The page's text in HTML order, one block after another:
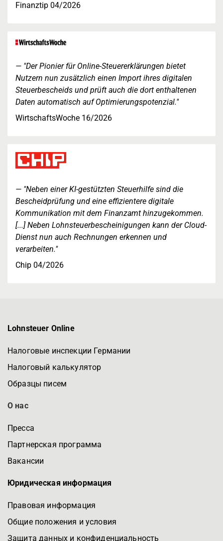
Finanztip 04/2026
"Der Pionier für Online-Steuererklärungen bietet
Nutzern nun zusätzlich einen Import ihres digitalen
Steuerbescheids und prüft auch die dort enthaltenen
Daten automatisch auf Optimierungspotenzial."
WirtschaftsWoche 16/2026
"Neben einer KI-gestützten Steuerhilfe sind die
Bescheidprüfung und eine effizientere digitale
Kommunikation mit dem Finanzamt hinzugekommen.
[...] Neben Lohnsteuerbescheinigungen kann der Cloud-
Dienst nun auch Rechnungen erkennen und
verarbeiten."
Chip 04/2026
Lohnsteuer Online
Налоговые инспекции Германии
Налоговый калькулятор
Образцы писем
О нас
Пресса
Партнерская программа
Вакансии
Юридическая информация
Правовая информация
Общие положения и условия
Защита данных и конфиденциальность